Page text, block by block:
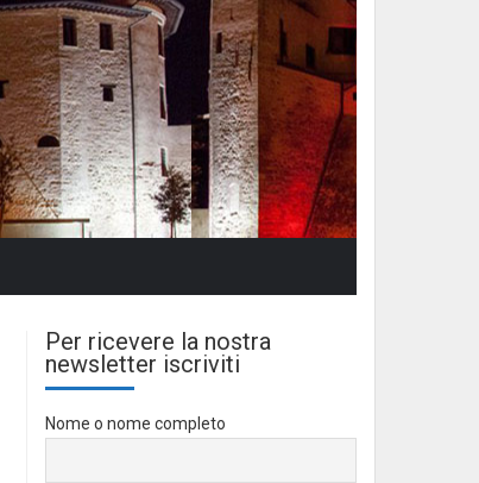
Per ricevere la nostra
newsletter iscriviti
Nome o nome completo